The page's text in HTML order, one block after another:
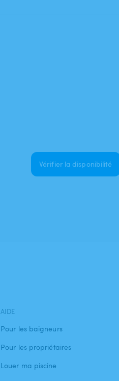
Vérifier la disponibilité
AIDE
Pour les baigneurs
Pour les propriétaires
Louer ma piscine